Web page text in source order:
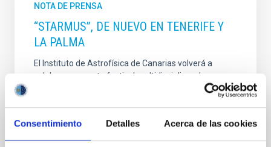
Consentimiento Detalles Acerca de las cookies
NOTA DE PRENSA
“STARMUS”, DE NUEVO EN TENERIFE Y
LA PALMA
El Instituto de Astrofísica de Canarias volverá a
colaborar con este festival multidisciplinar de
Astrofísica y Ciencias EspacialesLa segunda edición,
bajo el lema “Beginnings: the making of the modern
2014